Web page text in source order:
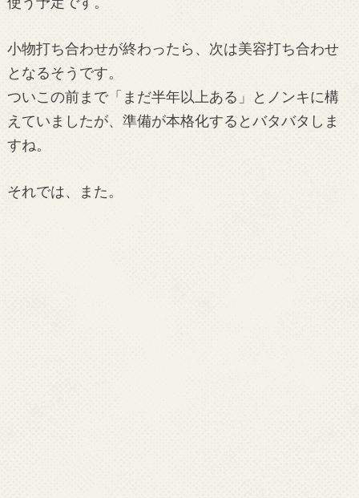
小物打ち合わせが終わったら、次は美容打ち合わせ
となるそうです。
ついこの前まで「まだ半年以上ある」とノンキに構
えていましたが、準備が本格化するとバタバタしま
すね。
それでは、また。